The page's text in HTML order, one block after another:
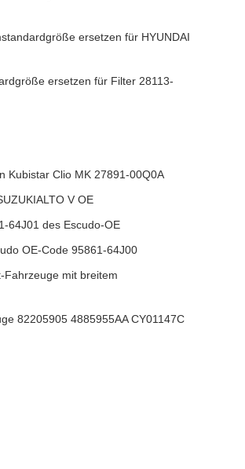
ersetzen für HYUNDAI
ersetzen für Filter 28113-
Kubistar Clio MK 27891-00Q0A
V OE
64J01 des Escudo-OE
OE-Code 95861-64J00
Fahrzeuge mit breitem
82205905 4885955AA CY01147C